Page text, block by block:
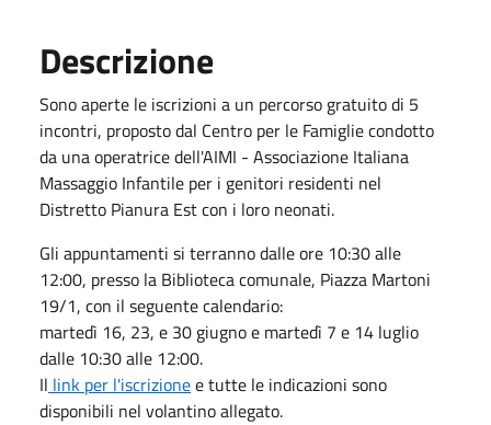
Descrizione
Sono aperte le iscrizioni a un percorso gratuito di 5
incontri, proposto dal Centro per le Famiglie condotto
da una operatrice dell'AIMI - Associazione Italiana
Massaggio Infantile per i genitori residenti nel
Distretto Pianura Est con i loro neonati.
Gli appuntamenti si terranno dalle ore 10:30 alle
12:00, presso la Biblioteca comunale, Piazza Martoni
19/1, con il seguente calendario:
martedì 16, 23, e 30 giugno e martedì 7 e 14 luglio
dalle 10:30 alle 12:00.
Il link per l'iscrizionee tutte le indicazioni sono
disponibili nel volantino allegato.